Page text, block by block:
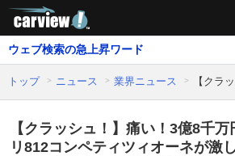
ウェブ検索の急上昇ワード
トップ ニュース 業界ニュース 【クラ
【クラッシュ！】痛い！3億8千
リ812コンペティツィオーネが激